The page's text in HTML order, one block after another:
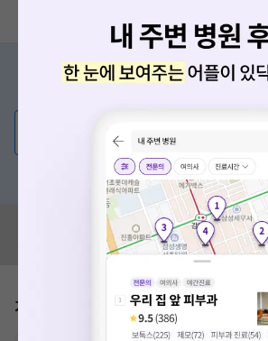
증상/치료, 궁금한 점이
💬 무엇이든 물어보세요
혹은, 의료상담 서비스에 다양한 게시
혹시 잘못된 병원정보가 있나요?
모두닥 팀에 알려주세요!
가격표